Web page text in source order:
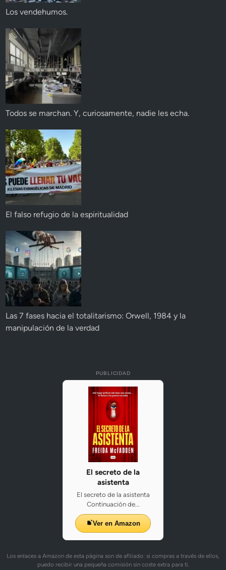
Los vendehumos.
Todos se marchan. Y, curiosamente, nadie les echa.
El falso refugio de la espiritualidad
Las 7 fases hacia el totalitarismo: Orwell, 1984 y la
manipulación de la verdad
PUBLICIDAD
El secreto de la
asistenta
El secreto de la asistenta
Continuación de...
Ver en Amazon
Los enlaces a Amazon de esta página son de afiliado: si compras a través de ellos,
puedo recibir una pequeña comisión sin coste extra para ti.